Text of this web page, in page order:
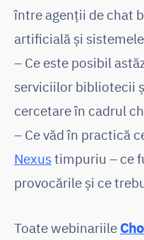
între agenții de chat
artificială și
– Ce este posibil
serviciilor bibliotecii
cercetare în cadrul
– Ce văd în practică
Nexus timpuriu – ce
provocările și ce
Toate webinariile